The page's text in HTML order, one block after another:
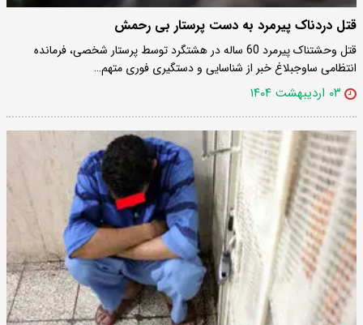
قتل دردناک پیرمرد به دست پرستار بی رحمش
قتل وحشتناک پیرمرد 60 ساله در هشتگرد توسط پرستار شخصی، فرمانده
انتظامی ساوجبلاغ خبر از شناسایی و دستگیری فوری متهم…
۰۳ اردیبهشت ۱۴۰۴